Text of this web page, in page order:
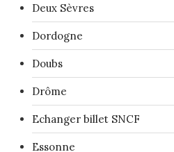
Deux Sèvres
Dordogne
Doubs
Drôme
Echanger billet SNCF
Essonne